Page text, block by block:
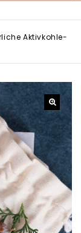
Aktivkohle-
🔍